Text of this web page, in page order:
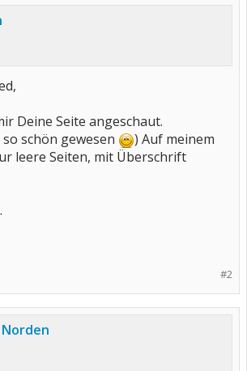
Deine Seite angeschaut.
so schön gewesen
) Auf meinem
leere Seiten, mit Überschrift
#2